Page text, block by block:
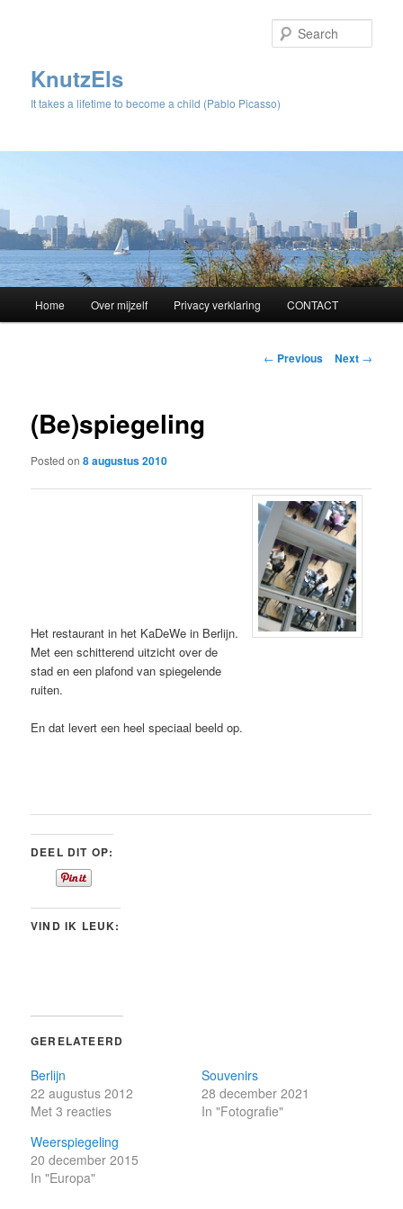
KnutzEls
It takes a lifetime to become a child (Pablo Picasso)
Skip
content
Home Over mijzelf Privacy verklaring CONTACT
Post
← Previous Next →
(Be)spiegeling
Posted on8 augustus 2010
Het restaurant in het KaDeWe in Berlijn.
Met een schitterend uitzicht over de
stad en een plafond van spiegelende
ruiten.
En dat levert een heel speciaal beeld op.
DEEL DIT OP:
VIND IK LEUK:
GERELATEERD
Berlijn
22 augustus 2012
Met 3 reacties
Souvenirs
28 december 2021
In "Fotografie"
Weerspiegeling
20 december 2015
In "Europa"